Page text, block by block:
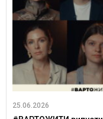
25.06.2026